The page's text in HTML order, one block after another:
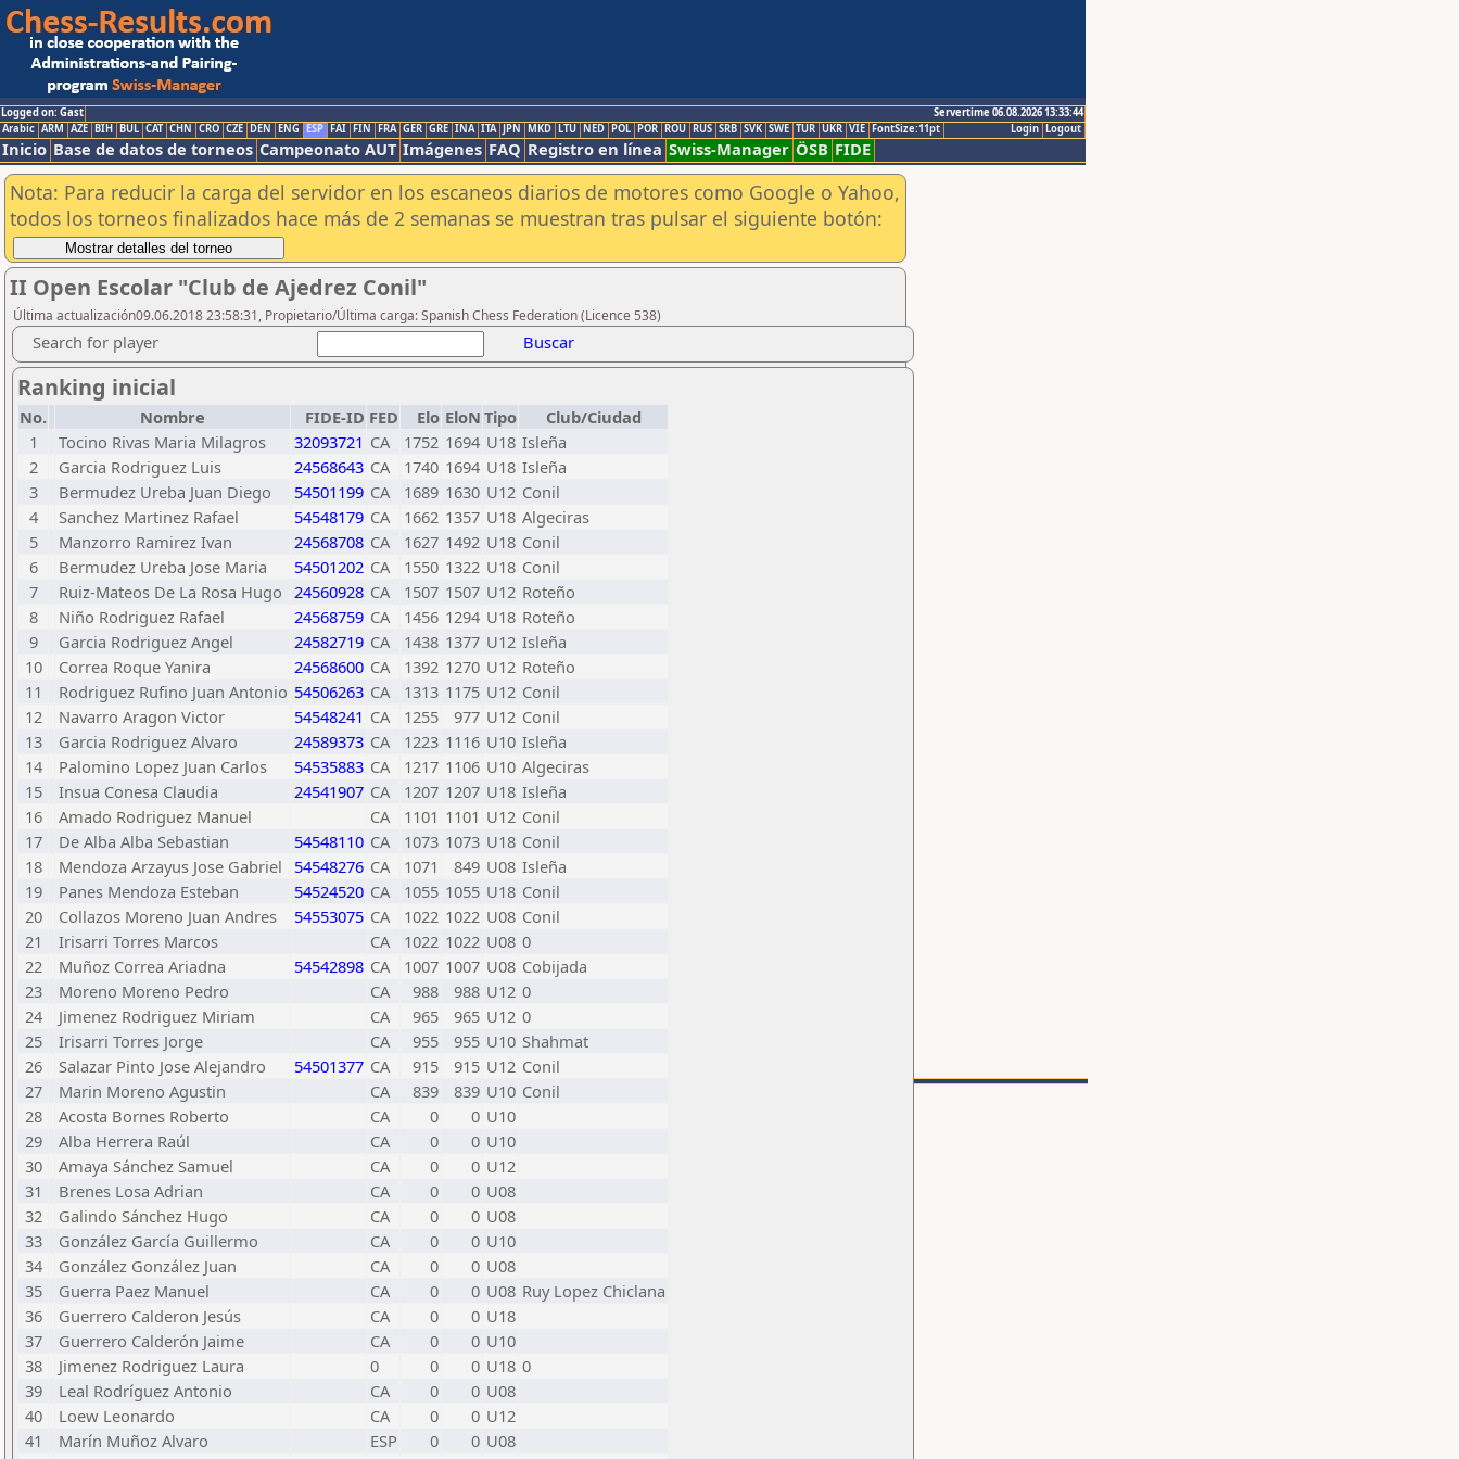
Logged on: Gast
Servertime 06.08.2026 13:33:44
Logout
Login
Arabic ARM AZE BIH BUL CAT CHN CRO CZE DEN ENG ESP FAI FIN FRA GER GRE INA ITA JPN MKD LTU NED POL POR ROU RUS SRB SVK SWE TUR UKR VIE FontSize:11pt
Inicio Base de datos de torneos Campeonato AUT Imágenes FAQ Registro en línea Swiss-Manager ÖSB FIDE
Nota: Para reducir la carga del servidor en los escaneos diarios de motores como Google o Yahoo,
todos los torneos finalizados hace más de 2 semanas se muestran tras pulsar el siguiente botón:
II Open Escolar "Club de Ajedrez Conil"
Última actualización09.06.2018 23:58:31, Propietario/Última carga: Spanish Chess Federation (Licence 538)
Search for player Buscar
Ranking inicial
No. Nombre FIDE-ID FED Elo EloN Tipo
Club/Ciudad
1
Tocino Rivas Maria Milagros 32093721 CA 1752 1694 U18 Isleña
2
Garcia Rodriguez Luis 24568643 CA 1740 1694 U18 Isleña
3
Bermudez Ureba Juan Diego 54501199 CA 1689 1630 U12 Conil
4
Sanchez Martinez Rafael 54548179 CA 1662 1357 U18 Algeciras
5
Manzorro Ramirez Ivan 24568708 CA 1627 1492 U18 Conil
6
Bermudez Ureba Jose Maria 54501202 CA 1550 1322 U18 Conil
7
Ruiz-Mateos De La Rosa Hugo 24560928 CA 1507 1507 U12 Roteño
8
Niño Rodriguez Rafael 24568759 CA 1456 1294 U18 Roteño
9
Garcia Rodriguez Angel 24582719 CA 1438 1377 U12 Isleña
10
Correa Roque Yanira 24568600 CA 1392 1270 U12 Roteño
11
Rodriguez Rufino Juan Antonio 54506263 CA 1313 1175 U12 Conil
12
Navarro Aragon Victor 54548241 CA 1255 977 U12 Conil
13
Garcia Rodriguez Alvaro 24589373 CA 1223 1116 U10 Isleña
14
Palomino Lopez Juan Carlos 54535883 CA 1217 1106 U10 Algeciras
15
Insua Conesa Claudia 24541907 CA 1207 1207 U18 Isleña
16
Amado Rodriguez Manuel CA 1101 1101 U12 Conil
17
De Alba Alba Sebastian 54548110 CA 1073 1073 U18 Conil
18
Mendoza Arzayus Jose Gabriel 54548276 CA 1071 849 U08 Isleña
19
Panes Mendoza Esteban 54524520 CA 1055 1055 U18 Conil
20
Collazos Moreno Juan Andres 54553075 CA 1022 1022 U08 Conil
21
Irisarri Torres Marcos CA 1022 1022 U08 0
22
Muñoz Correa Ariadna 54542898 CA 1007 1007 U08 Cobijada
23
Moreno Moreno Pedro CA 988 988 U12 0
24
Jimenez Rodriguez Miriam CA 965 965 U12 0
25
Irisarri Torres Jorge CA 955 955 U10 Shahmat
26
Salazar Pinto Jose Alejandro 54501377 CA 915 915 U12 Conil
27
Marin Moreno Agustin CA 839 839 U10 Conil
28
Acosta Bornes Roberto CA 0 0 U10
29
Alba Herrera Raúl CA 0 0 U10
30
Amaya Sánchez Samuel CA 0 0 U12
31
Brenes Losa Adrian CA 0 0 U08
32
Galindo Sánchez Hugo CA 0 0 U08
33
González García Guillermo CA 0 0 U10
34
González González Juan CA 0 0 U08
35
Guerra Paez Manuel CA 0 0 U08 Ruy Lopez Chiclana
36
Guerrero Calderon Jesús CA 0 0 U18
37
Guerrero Calderón Jaime CA 0 0 U10
38
Jimenez Rodriguez Laura 0 0 0 U18 0
39
Leal Rodríguez Antonio CA 0 0 U08
40
Loew Leonardo CA 0 0 U12
41
Marín Muñoz Alvaro ESP 0 0 U08